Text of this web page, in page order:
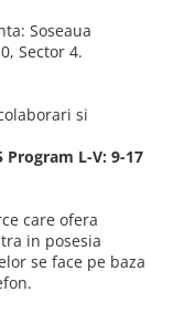
Soseaua
Sector 4.
si
Program L-V: 9-17
care ofera
in posesia
se face pe baza